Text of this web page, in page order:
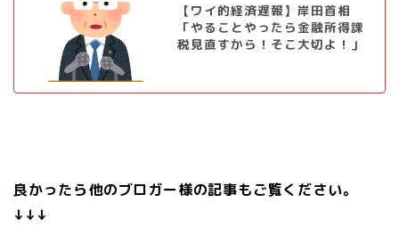
【ワイ的経済遅報】岸田首相
「やることやったら金融所得課
税見直すから！そこ大切よ！」
良かったら他のブロガー様の記事もご覧ください。
↓↓↓